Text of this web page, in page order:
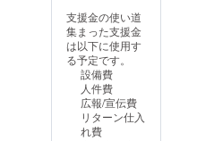
出荷時
期が遅
れる場
合がご
ざいま
す。
支援金の使い道
集まった支援金
は以下に使用す
る予定です。
設備費
人件費
広報/宣伝費
リターン仕入
れ費